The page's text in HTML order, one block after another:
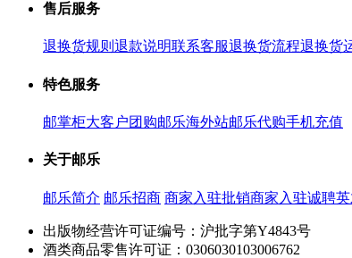
售后服务
退换货规则 退款说明联系客服退换货流程退换货
特色服务
邮掌柜大客户团购邮乐海外站邮乐代购手机充值
关于邮乐
邮乐简介 邮乐招商 商家入驻批销商家入驻诚聘
出版物经营许可证编号：沪批字第Y4843号
酒类商品零售许可证：0306030103006762